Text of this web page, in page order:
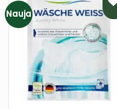
Nauja
PRIDĖTI
Į NORŲ